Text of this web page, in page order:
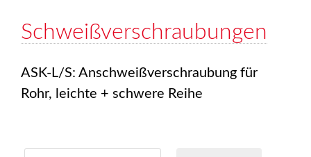
Schweißverschraubungen
ASK-L/S: Anschweißverschraubung für
Rohr, leichte + schwere Reihe